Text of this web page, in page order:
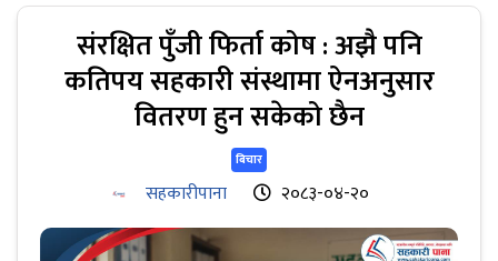
संरक्षित पुँजी फिर्ता कोष : अझै पनि
कतिपय सहकारी संस्थामा ऐनअनुसार
वितरण हुन सकेको छैन
बिचार
सहकारीपाना २०८३-०४-२०